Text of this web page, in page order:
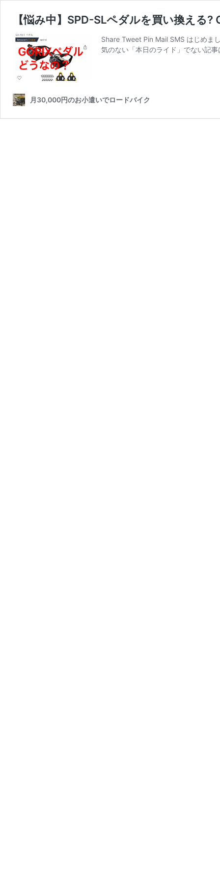
【悩み中】SPD-SLペダルを買い換える
Share Tweet Pin Mail SMS はじめま
気のない「本日のライド」でない記
月30,000円のお小遣いでロードバイク